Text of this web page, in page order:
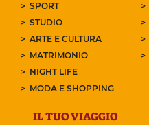
SPORT
STUDIO
ARTE E CULTURA
MATRIMONIO
NIGHT LIFE
MODA E SHOPPING
IL TUO VIAGGIO